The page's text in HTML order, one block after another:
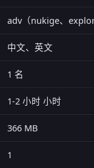
adv（nukige、
中文、英文
1 名
1-2 小时 小时
366 MB
1